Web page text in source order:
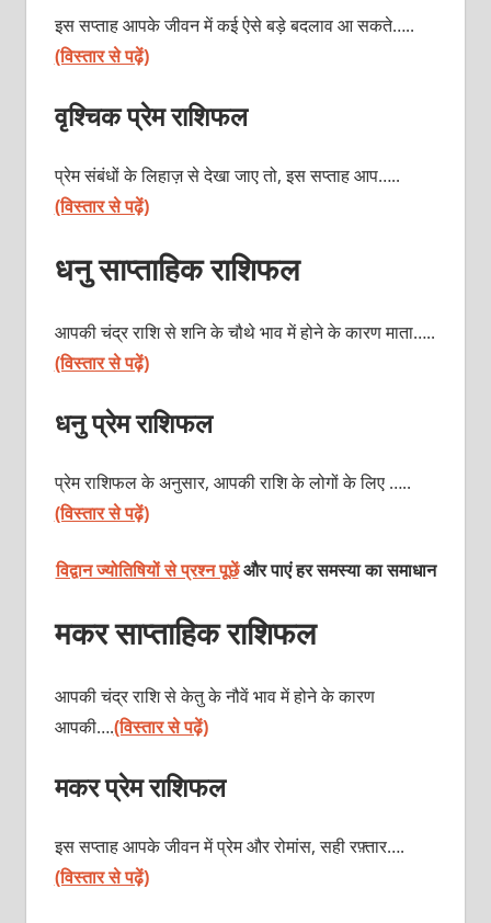
इस सप्ताह आपके जीवन में कई ऐसे बड़े बदलाव आ सकते…..
(विस्तार से पढ़ें)
वृश्चिक प्रेम राशिफल
प्रेम संबंधों के लिहाज़ से देखा जाए तो, इस सप्ताह आप…..
(विस्तार से पढ़ें)
धनु साप्ताहिक राशिफल
आपकी चंद्र राशि से शनि के चौथे भाव में होने के कारण माता…..
(विस्तार से पढ़ें)
धनु प्रेम राशिफल
प्रेम राशिफल के अनुसार, आपकी राशि के लोगों के लिए …..
(विस्तार से पढ़ें)
विद्वान ज्योतिषियों से प्रश्न पूछेंऔर पाएं हर समस्या का समाधान
मकर साप्ताहिक राशिफल
आपकी चंद्र राशि से केतु के नौवें भाव में होने के कारण
आपकी….(विस्तार से पढ़ें)
मकर प्रेम राशिफल
इस सप्ताह आपके जीवन में प्रेम और रोमांस, सही रफ़्तार….
(विस्तार से पढ़ें)